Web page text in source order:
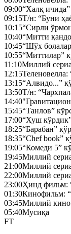
09:00“Халқ ичида”
09:15Т/н: “Буни
10:15“Сирли
10:40“Митти
10:45“Шўх
10:55“Миттилар”
11:10Миллий
12:15Теленовелла:
13:15“Алвидо...”
13:50Т/н:
14:40
15:45“Танлов”
17:00“Хуш
18:25“Барабан”
18:35“Chef book”
19:05“Комеди 5”
19:45Миллий
21:00Миллий
22:00Миллий
23:00Ҳинд фильм:
01:30Кинофильм:
03:45Миллий кино
05:40Мусиқа
FT